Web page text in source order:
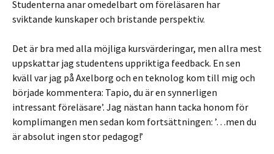
Studenterna anar omedelbart om föreläsaren har
sviktande kunskaper och bristande perspektiv.
Det är bra med alla möjliga kursvärderingar, men allra mest
uppskattar jag studentens uppriktiga feedback. En sen
kväll var jag på Axelborg och en teknolog kom till mig och
började kommentera: Tapio, du är en synnerligen
intressant föreläsare’. Jag nästan hann tacka honom för
komplimangen men sedan kom fortsättningen: ’…men du
är absolut ingen stor pedagog!’